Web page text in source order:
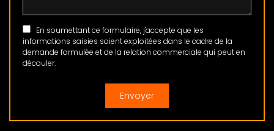
En soumettant ce formulaire, j'accepte que les
informations saisies soient exploitées dans le cadre de la
demande formulée et de la relation commerciale qui peut en
découler.